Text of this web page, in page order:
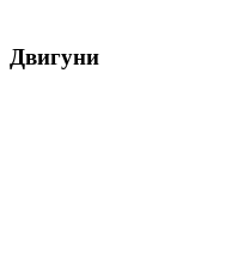
Двигуни